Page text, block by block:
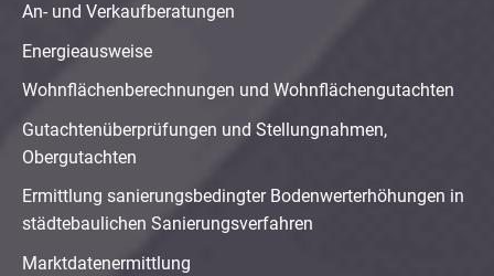
An- und Verkaufberatungen
Energieausweise
Wohnflächenberechnungen und Wohnflächengutachten
Gutachtenüberprüfungen und Stellungnahmen,
Obergutachten
Ermittlung sanierungsbedingter Bodenwerterhöhungen in
städtebaulichen Sanierungsverfahren
Marktdatenermittlung